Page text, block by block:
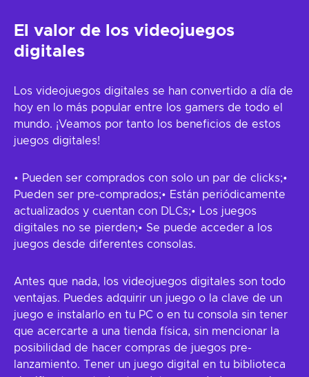
El valor de los videojuegos
digitales
Los videojuegos digitales se han convertido a día de
hoy en lo más popular entre los gamers de todo el
mundo. ¡Veamos por tanto los beneficios de estos
juegos digitales!
• Pueden ser comprados con solo un par de clicks;•
Pueden ser pre-comprados;• Están periódicamente
actualizados y cuentan con DLCs;• Los juegos
digitales no se pierden;• Se puede acceder a los
juegos desde diferentes consolas.
Antes que nada, los videojuegos digitales son todo
ventajas. Puedes adquirir un juego o la clave de un
juego e instalarlo en tu PC o en tu consola sin tener
que acercarte a una tienda física, sin mencionar la
posibilidad de hacer compras de juegos pre-
lanzamiento. Tener un juego digital en tu biblioteca